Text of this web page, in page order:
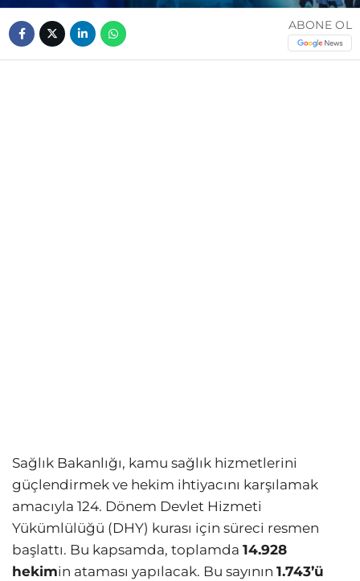
ABONE OL
Sağlık Bakanlığı, kamu sağlık hizmetlerini
güçlendirmek ve hekim ihtiyacını karşılamak
amacıyla 124. Dönem Devlet Hizmeti
Yükümlülüğü (DHY) kurası için süreci resmen
başlattı. Bu kapsamda, toplamda 14.928
hekimin ataması yapılacak. Bu sayının 1.743’ü